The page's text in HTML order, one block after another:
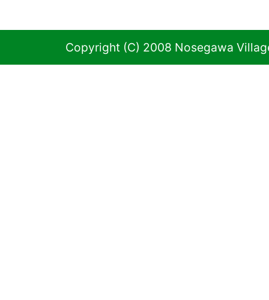
Copyright (C) 2008 Nosegawa